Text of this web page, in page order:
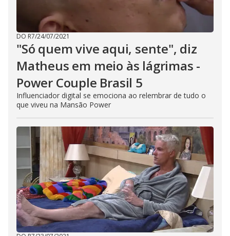
DO R7/24/07/2021
"Só quem vive aqui, sente", diz
Matheus em meio às lágrimas -
Power Couple Brasil 5
Influenciador digital se emociona ao relembrar de tudo o
que viveu na Mansão Power